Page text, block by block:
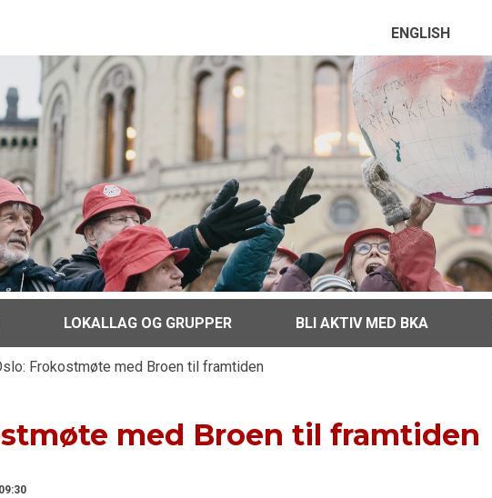
ENGLISH
LOKALLAG OG GRUPPER BLI AKTIV MED BKA
Frokostmøte med Broen til framtiden
med Broen til framtiden